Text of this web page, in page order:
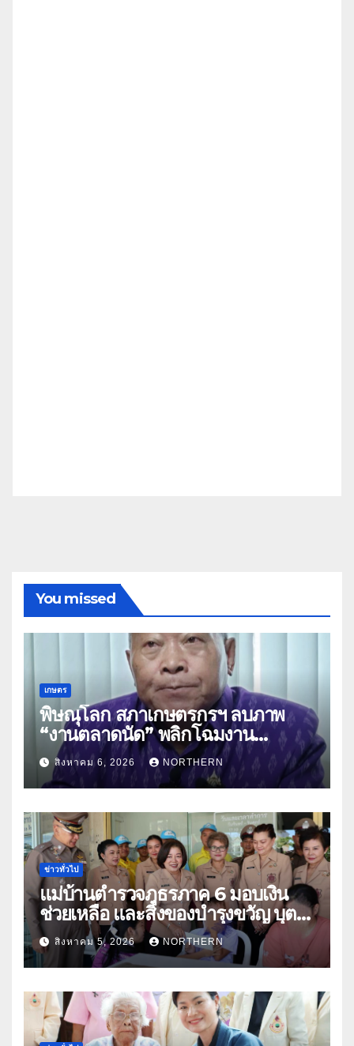
You missed
เกษตร
พิษณุโลก สภาเกษตรกรฯ ลบภาพ
“งานตลาดนัด” พลิกโฉมงาน
“เกษตรรุ่งเรืองเมืองสองแคว 69” มุ่ง
ประโยชน์เกษตรกร ดึงนวัตกรรม-จับ
คู่ธุรกิจดันสินค้าเกษตรสู่สากล (คลิป)
สิงหาคม 6, 2026 NORTHERN
ข่าวทั่วไป
แม่บ้านตำรวจภูธรภาค 6 มอบเงิน
ช่วยเหลือ และสิ่งของบำรุงขวัญ บุตร-
ธิดา ข้าราชการตำรวจจังหวัด
อุทัยธานี
สิงหาคม 5, 2026 NORTHERN